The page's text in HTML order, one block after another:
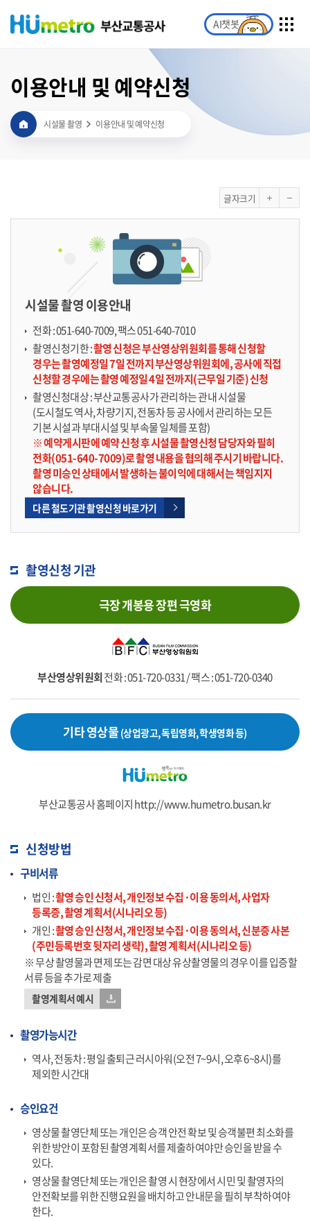
AI챗봇
이용안내 및 예약신청
시설물 촬영 이용안내 및 예약신청
글자크기
시설물 촬영 이용안내
전화 : 051-640-7009, 팩스 051-640-7010
촬영신청기한 :촬영 신청은 부산영상위원회를 통해 신청할
경우는 촬영예정일 7일 전까지 부산영상위원회에, 공사에 직접
신청할 경우에는 촬영 예정일 4일 전까지(근무일 기준) 신청
촬영신청대상 : 부산교통공사가 관리하는 관내 시설물
(도시철도 역사, 차량기지, 전동차 등 공사에서 관리하는 모든
기본 시설과 부대시설 및 부속물 일체를 포함)
※ 예약게시판에 예약 신청 후 시설물 촬영신청 담당자와 필히
전화(051-640-7009)로 촬영 내용을 협의해 주시기 바랍니다.
촬영 미승인 상태에서 발생하는 불이익에 대해서는 책임지지
않습니다.
다른 철도기관 촬영신청 바로가기
촬영신청 기관
극장 개봉용 장편 극영화
부산영상위원회전화 : 051-720-0331 /팩스 : 051-720-0340
기타 영상물 (상업광고, 독립영화, 학생영화 등)
부산교통공사 홈페이지http://www.humetro.busan.kr
신청방법
구비서류
법인 :촬영 승인 신청서, 개인정보 수집·이용 동의서, 사업자
등록증, 촬영 계획서(시나리오 등)
개인 :촬영 승인 신청서, 개인정보 수집·이용 동의서, 신분증 사본
(주민등록번호 뒷자리 생략), 촬영 계획서(시나리오 등)
※ 무상 촬영물과 면제 또는 감면 대상 유상촬영물의 경우 이를 입증할
서류 등을 추가로 제출
촬영계획서 예시
촬영가능시간
역사, 전동차 : 평일 출퇴근 러시아워(오전 7~9시, 오후 6~8시)를
제외한 시간대
승인요건
영상물 촬영단체 또는 개인은 승객 안전 확보 및 승객불편 최소화를
위한 방안이 포함된 촬영계획서를 제출하여야만 승인을 받을 수
있다.
영상물 촬영단체 또는 개인은 촬영 시 현장에서 시민 및 촬영자의
안전확보를 위한 진행요원을 배치하고 안내문을 필히 부착하여야
한다.